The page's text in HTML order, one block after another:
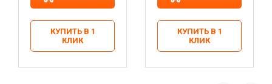
КУПИТЬ В 1
КЛИК
КУПИТЬ В 1
КЛИК